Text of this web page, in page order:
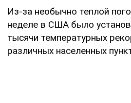
Из-за необычно теплой
неделе в США было
тысячи температурных
различных населенных